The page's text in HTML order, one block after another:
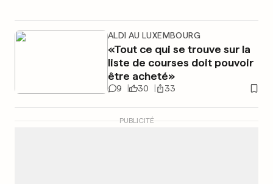
ALDI AU LUXEMBOURG
«Tout ce qui se trouve sur la
liste de courses doit pouvoir
être acheté»
9 30 33
PUBLICITÉ